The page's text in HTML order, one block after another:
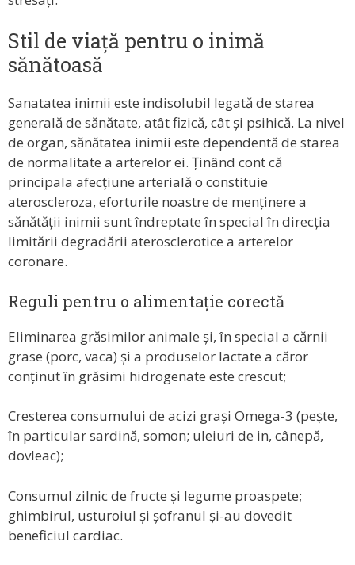
Stil de viață pentru o inimă
sănătoasă
Sanatatea inimii este indisolubil legată de starea
generală de sănătate, atât fizică, cât și psihică. La nivel
de organ, sănătatea inimii este dependentă de starea
de normalitate a arterelor ei. Ținând cont că
principala afecțiune arterială o constituie
ateroscleroza, eforturile noastre de menținere a
sănătății inimii sunt îndreptate în special în direcția
limitării degradării aterosclerotice a arterelor
coronare.
Reguli pentru o alimentație corectă
Eliminarea grăsimilor animale și, în special a cărnii
grase (porc, vaca) și a produselor lactate a căror
conținut în grăsimi hidrogenate este crescut;
Cresterea consumului de acizi grași Omega-3 (pește,
în particular sardină, somon; uleiuri de in, cânepă,
dovleac);
Consumul zilnic de fructe și legume proaspete;
ghimbirul, usturoiul și șofranul și-au dovedit
beneficiul cardiac.